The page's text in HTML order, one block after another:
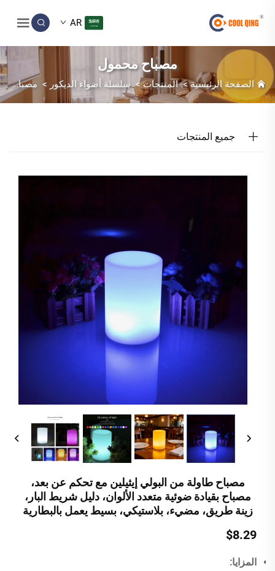
AR
مصباح محمول
الصفحة الرئيسية>المنتجات>سلسلة أضواء الديكور > مصباح محمول
جميع المنتجات
مصباح طاولة من البولي إيثيلين مع تحكم عن بعد،
مصباح بقيادة ضوئية متعدد الألوان، دليل شريط البار،
زينة طريق، مضيء، بلاستيكي، بسيط يعمل بالبطارية
$8.29
المزايا: